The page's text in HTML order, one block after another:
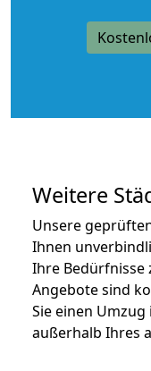
Weitere
Unsere
Ihnen
Ihre Bedürfnisse
Angebote sind
Sie einen
außerhalb Ihres